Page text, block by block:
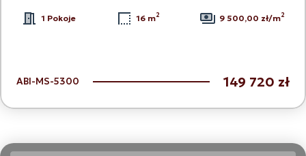
1 Pokoje 16 m2 9 500,00 zł/m2
ABI-MS-5300 149 720 zł